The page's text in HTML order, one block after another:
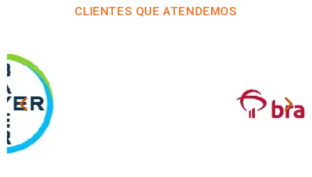
CLIENTES QUE ATENDEMOS